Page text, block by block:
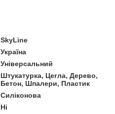
SkyLine
Україна
Універсальний
Штукатурка, Цегла, Дерево,
Бетон, Шпалери, Пластик
Силіконова
Ні